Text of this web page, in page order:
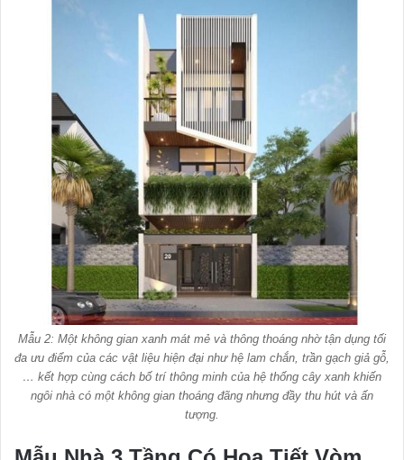
Mẫu 2: Một không gian xanh mát mẻ và thông thoáng nhờ tận dụng tối
đa ưu điểm của các vật liệu hiện đại như hệ lam chắn, trần gạch giả gỗ,
… kết hợp cùng cách bố trí thông minh của hệ thống cây xanh khiến
ngôi nhà có một không gian thoáng đãng nhưng đầy thu hút và ấn
tượng.